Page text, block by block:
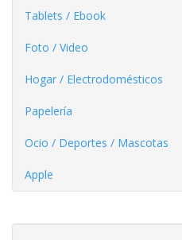
Tablets / Ebook
Foto / Video
Hogar / Electrodomésticos
Papelería
Ocio / Deportes / Mascotas
Apple